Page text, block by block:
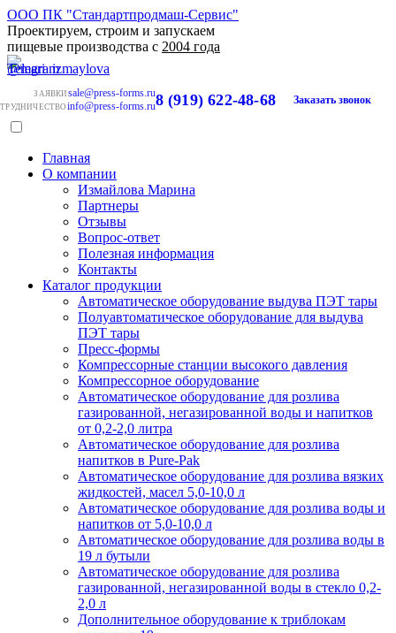
ООО ПК "Стандартпродмаш-Сервис"
Проектируем, строим и запускаем
пищевые производства с 2004 года
ЗАЯВКИ sale@press-forms.ru
info@press-forms.ru8 (919) 622-48-68 Заказать звонок
Главная
О компании
Измайлова Марина
Партнеры
Отзывы
Вопрос-ответ
Полезная информация
Контакты
Каталог продукции
Автоматическое оборудование выдува ПЭТ тары
Полуавтоматическое оборудование для выдува
ПЭТ тары
Пресс-формы
Компрессорные станции высокого давления
Компрессорное оборудование
Автоматическое оборудование для розлива
газированной, негазированной воды и напитков
от 0,2-2,0 литра
Автоматическое оборудование для розлива
напитков в Pure-Pak
Автоматическое оборудование для розлива вязких
жидкостей, масел 5,0-10,0 л
Автоматическое оборудование для розлива воды и
напитков от 5,0-10,0 л
Автоматическое оборудование для розлива воды в
19 л бутыли
Автоматическое оборудование для розлива
газированной, негазированной воды в стекло 0,2-
2,0 л
Дополнительное оборудование к триблокам